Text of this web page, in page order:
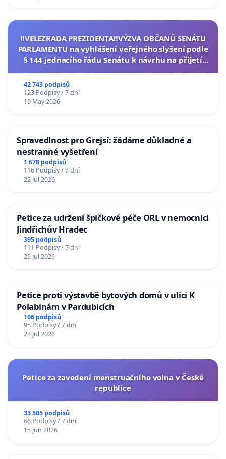
‼️VELEZRADA PREZIDENTA‼️VÝZVA OBČANŮ SENÁTU
PARLAMENTU na vyhlášení veřejného slyšení podle
§ 144 jednacího řádu Senátu k návrhu na přijetí
42 743 podpisů
123 Podpisy / 7 dní
19 May 2026
Spravedlnost pro Grejsí: žádáme důkladné a
nestranné vyšetření
1 678 podpisů
116 Podpisy / 7 dní
22 Jul 2026
Petice za udržení špičkové péče ORL v nemocnici
Jindřichův Hradec
395 podpisů
111 Podpisy / 7 dní
29 Jul 2026
Petice proti výstavbě bytových domů v ulici K
Polabinám v Pardubicích
106 podpisů
95 Podpisy / 7 dní
23 Jul 2026
Petice za zavedení menstruačního volna v České
republice
33 505 podpisů
66 Podpisy / 7 dní
15 Jun 2026